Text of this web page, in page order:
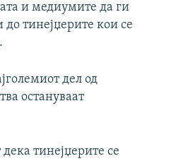
и медиумите да ги
до тинејџерите кои се
дел од
остануваат
тинејџерите се